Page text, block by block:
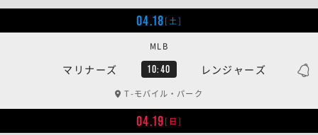
04.18[土]
マリナーズ 10:40 レンジャーズ
MLB
T-モバイル・パーク
04.19[日]